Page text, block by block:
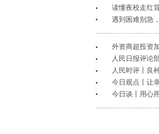
读懂夜校走红
遇到困难别急
外资商超投资
人民日报评论
人民时评丨良
今日观点丨让
今日谈丨用心